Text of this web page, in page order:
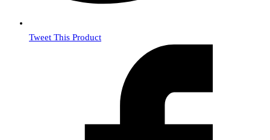
Tweet This Product